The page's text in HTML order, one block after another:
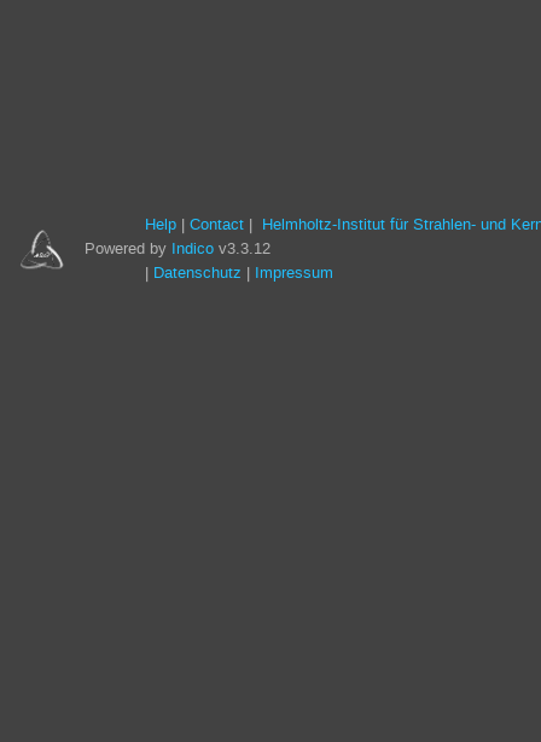
Powered by Indico v3.3.12
Help Contact Helmholtz-Institut für Strahlen- und
Datenschutz Impressum